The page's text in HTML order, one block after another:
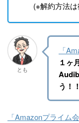
(※解約方法
とも
「
１ヶ
う！！
「Amazonプライム